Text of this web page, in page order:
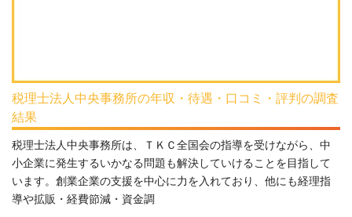
税理士法人中央事務所の年収・待遇・口コミ・評判の調査
結果
税理士法人中央事務所は、ＴＫＣ全国会の指導を受けながら、中
小企業に発生するいかなる問題も解決していけることを目指して
います。創業企業の支援を中心に力を入れており、他にも経理指
導や拡販・経費節減・資金調